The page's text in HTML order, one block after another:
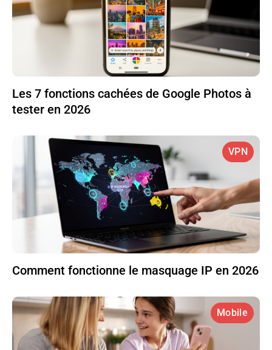
Les 7 fonctions cachées de Google Photos à
tester en 2026
VPN
Comment fonctionne le masquage IP en 2026
Mobile